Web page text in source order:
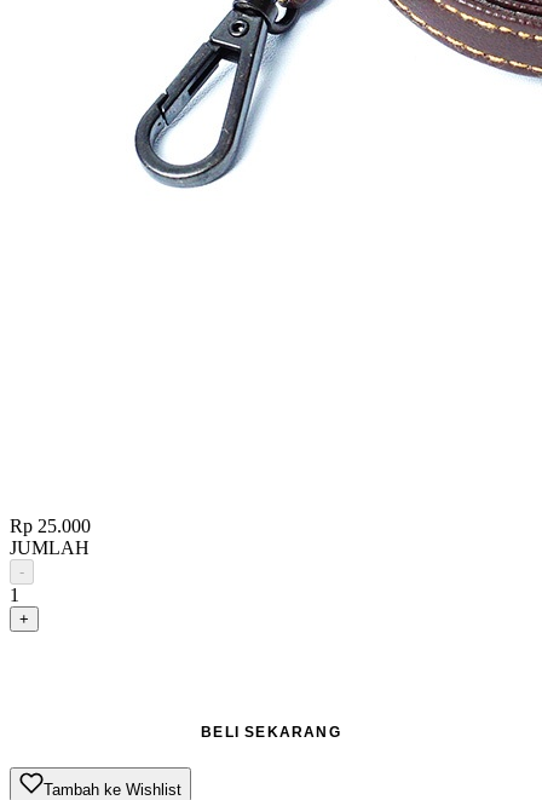
Rp 25.000
JUMLAH
-
1
+
BELI SEKARANG
Tambah ke Wishlist